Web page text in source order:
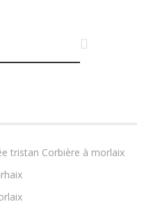
tristan Corbière à morlaix